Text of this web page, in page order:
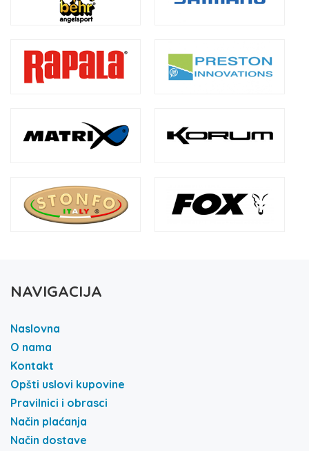
NAVIGACIJA
Naslovna
O nama
Kontakt
Opšti uslovi kupovine
Pravilnici i obrasci
Način plaćanja
Način dostave